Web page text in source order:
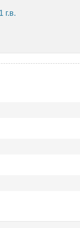
г.в.